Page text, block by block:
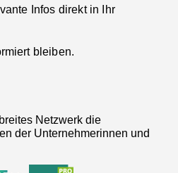
Infos direkt in Ihr
bleiben.
Netzwerk die
der Unternehmerinnen und